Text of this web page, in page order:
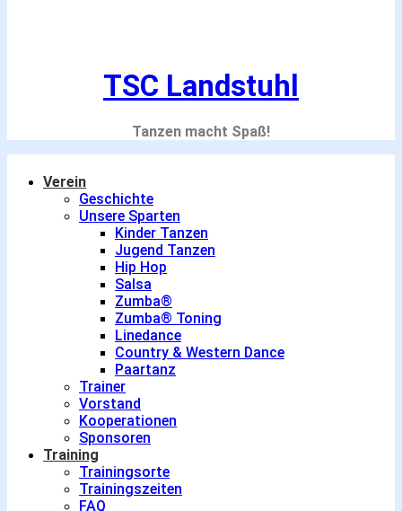
TSC Landstuhl
Tanzen macht Spaß!
Verein
Geschichte
Unsere Sparten
Kinder Tanzen
Jugend Tanzen
Hip Hop
Salsa
Zumba®
Zumba® Toning
Linedance
Country & Western Dance
Paartanz
Trainer
Vorstand
Kooperationen
Sponsoren
Training
Trainingsorte
Trainingszeiten
FAQ